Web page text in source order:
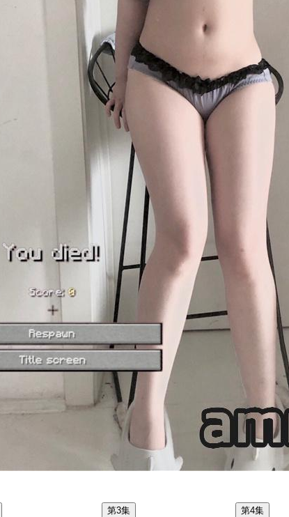
第3集 第4集